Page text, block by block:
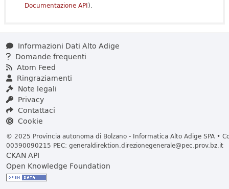
Documentazione API).
Informazioni Dati Alto Adige
Domande frequenti
Atom Feed
Ringraziamenti
Note legali
Privacy
Contattaci
Cookie
© 2025 Provincia autonoma di Bolzano - Informatica Alto Adige SPA •
00390090215 PEC: generaldirektion.direzionegenerale@pec.prov.bz.it
CKAN API
Open Knowledge Foundation